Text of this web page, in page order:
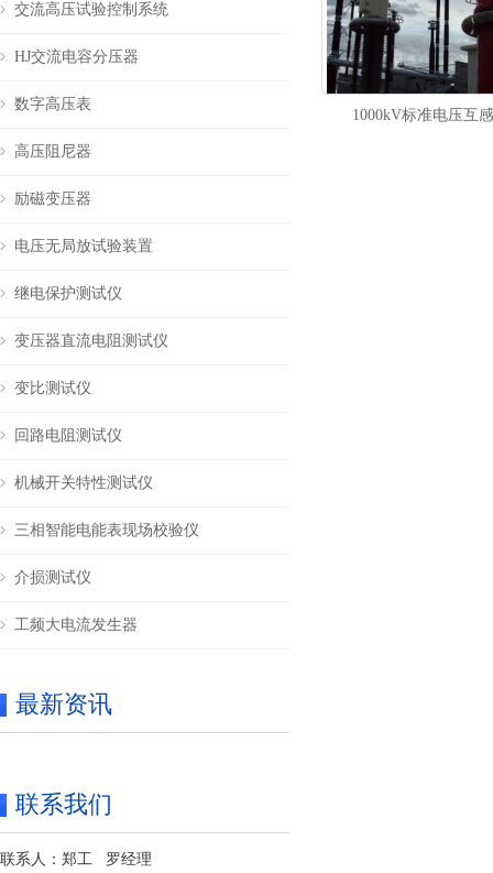
交流高压试验控制系统
HJ交流电容分压器
数字高压表
高压阻尼器
励磁变压器
电压无局放试验装置
继电保护测试仪
变压器直流电阻测试仪
变比测试仪
回路电阻测试仪
机械开关特性测试仪
三相智能电能表现场校验仪
介损测试仪
工频大电流发生器
最新资讯
联系我们
联系人：郑工 罗经理
1000kV标准电压互